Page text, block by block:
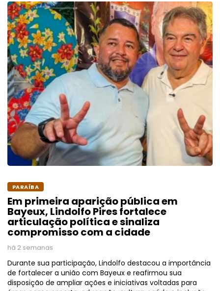
PARAÍBA
Em primeira aparição pública em
Bayeux, Lindolfo Pires fortalece
articulação política e sinaliza
compromisso com a cidade
há 2 semanas
Durante sua participação, Lindolfo destacou a importância
de fortalecer a união com Bayeux e reafirmou sua
disposição de ampliar ações e iniciativas voltadas para